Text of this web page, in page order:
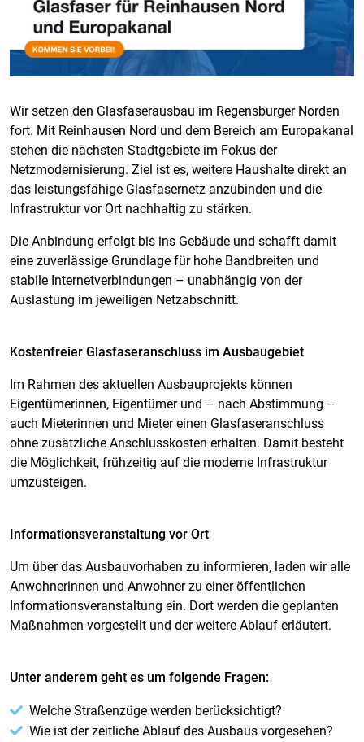
Wir setzen den Glasfaserausbau im Regensburger Norden
fort. Mit Reinhausen Nord und dem Bereich am Europakanal
stehen die nächsten Stadtgebiete im Fokus der
Netzmodernisierung. Ziel ist es, weitere Haushalte direkt an
das leistungsfähige Glasfasernetz anzubinden und die
Infrastruktur vor Ort nachhaltig zu stärken.
Die Anbindung erfolgt bis ins Gebäude und schafft damit
eine zuverlässige Grundlage für hohe Bandbreiten und
stabile Internetverbindungen – unabhängig von der
Auslastung im jeweiligen Netzabschnitt.
Kostenfreier Glasfaseranschluss im Ausbaugebiet
Im Rahmen des aktuellen Ausbauprojekts können
Eigentümerinnen, Eigentümer und – nach Abstimmung –
auch Mieterinnen und Mieter einen Glasfaseranschluss
ohne zusätzliche Anschlusskosten erhalten. Damit besteht
die Möglichkeit, frühzeitig auf die moderne Infrastruktur
umzusteigen.
Informationsveranstaltung vor Ort
Um über das Ausbauvorhaben zu informieren, laden wir alle
Anwohnerinnen und Anwohner zu einer öffentlichen
Informationsveranstaltung ein. Dort werden die geplanten
Maßnahmen vorgestellt und der weitere Ablauf erläutert.
Unter anderem geht es um folgende Fragen:
Welche Straßenzüge werden berücksichtigt?
Wie ist der zeitliche Ablauf des Ausbaus vorgesehen?